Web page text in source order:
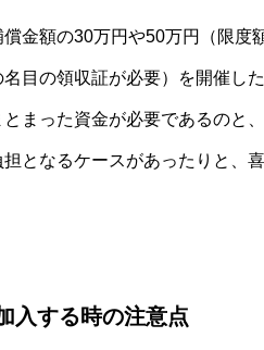
金額の30万円や50万円（限度
目の領収証が必要）を開催し
まった資金が必要であるのと
となるケースがあったりと、
入する時の注意点